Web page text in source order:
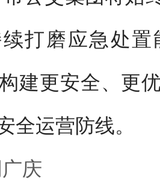
打磨应急处
建更安全、更
全运营防线。
庆